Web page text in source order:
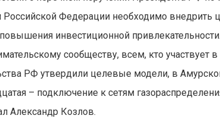
Российской Федерации необходимо
инвестиционной
сообществу, всем, кто
РФ утвердили целевые модели, в
– подключение к сетям
Александр Козлов.